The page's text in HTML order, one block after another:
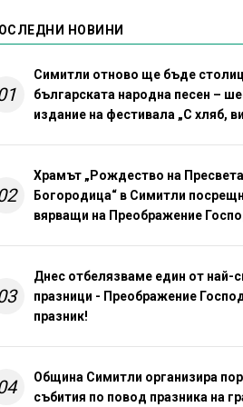
НОВИНИ
Симитли отново ще бъде
българската народна песен –
издание на фестивала „С хляб,
Храмът „Рождество на Пресвета
Богородица“ в Симитли
вярващи на Преображение
Днес отбелязваме един от най-
празници - Преображение
празник!
Община Симитли организира
събития по повод празника на